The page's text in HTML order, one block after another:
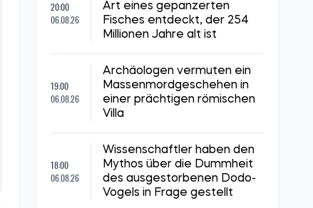
20:00
06.08.26
Art eines gepanzerten
Fisches entdeckt, der 254
Millionen Jahre alt ist
19:00
06.08.26
Archäologen vermuten ein
Massenmordgeschehen in
einer prächtigen römischen
Villa
18:00
06.08.26
Wissenschaftler haben den
Mythos über die Dummheit
des ausgestorbenen Dodo-
Vogels in Frage gestellt